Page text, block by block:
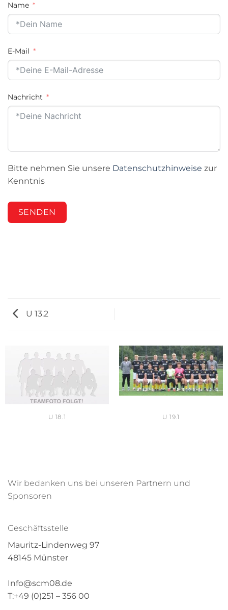
Name
E-Mail
Nachricht
Bitte nehmen Sie unsere Datenschutzhinweise zur
Kenntnis
SENDEN
U 13.2
U 18.1 U 19.1
Wir bedanken uns bei unseren Partnern und
Sponsoren
Geschäftsstelle
Mauritz-Lindenweg 97
48145 Münster
Info@scm08.de
T:+49 (0)251 – 356 00